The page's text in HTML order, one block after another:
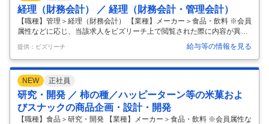
経理（財務会計） ／ 経理（財務会計・管理会計）
【職種】管理＞経理（財務会計） 【業種】メーカー＞食品・飲料 ※会員
属性などに応じ、当該求人をビズリーチ上で閲覧された際に内容が異な
る場合があります 【仕事内容】 基本的にはご経験に合わせて業務をお任
せします。財務会計の知識を活かし、単体・連結決算、開示、税務申告
などの業務や、管理会計の知識を活かし、予算実績管理に関わって頂く
事も可能です。また、会計基準や税制改正対応のほか、M&A実施時のデ
ューデリジェンス支援、経理関連システム導入、国内・海外の子会社と
の連携等にも対応して頂きます。 【組織構成/部署の雰囲気】 経理部は2
5名程度が在籍しており、経理チーム、財務管理チームで構成されてい
ます。…
提供：ビズリーチ 給与等の情報を見る
NEW 正社員
研究・開発 ／ 柿の種／ハッピーターン等の米菓およ
びスナックの商品企画・設計・開発
【職種】食品＞研究・開発 【業種】メーカー＞食品・飲料 ※会員属性な